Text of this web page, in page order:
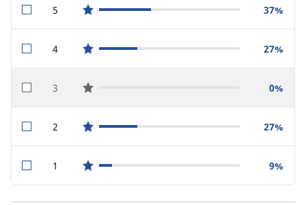
5star reviews 37%
4star reviews 27%
3star reviews 0%
2star reviews 27%
1star reviews 9%